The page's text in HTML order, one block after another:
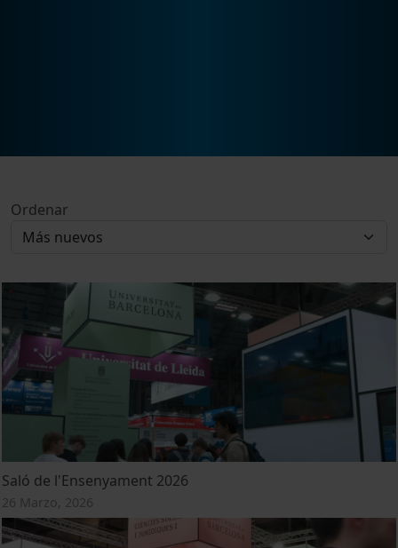
Ordenar
Saló de l'Ensenyament 2026
26 Marzo, 2026